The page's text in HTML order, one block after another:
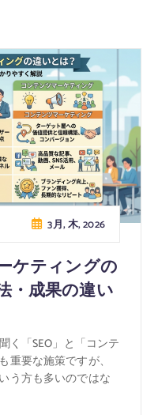
3月, 木, 2026
ケティングの
・成果の違い
く「SEO」と「コンテ
重要な施策ですが、
う方も多いのではな